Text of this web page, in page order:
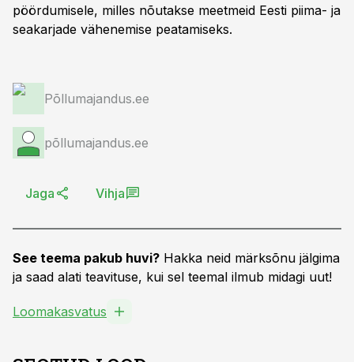
pöördumisele, milles nõutakse meetmeid Eesti piima- ja
seakarjade vähenemise peatamiseks.
Põllumajandus.ee
põllumajandus.ee
Jaga Vihja
See teema pakub huvi? Hakka neid märksõnu jälgima
ja saad alati teavituse, kui sel teemal ilmub midagi uut!
Loomakasvatus